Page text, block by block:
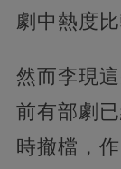
劇中熱度
然而李現
前有部劇
時撤檔，